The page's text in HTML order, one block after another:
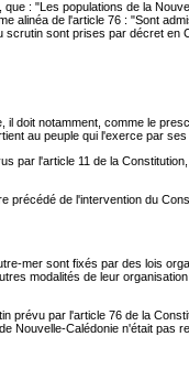
: "Les populations de la
alinéa de l'article 76 : "Sont
sont prises par décret
doit notamment, comme le
au peuple qui l'exerce par
l'article 11 de la
de l'intervention du
mer sont fixés par des lois
modalités de leur
par l'article 76 de la
Calédonie n'était pas